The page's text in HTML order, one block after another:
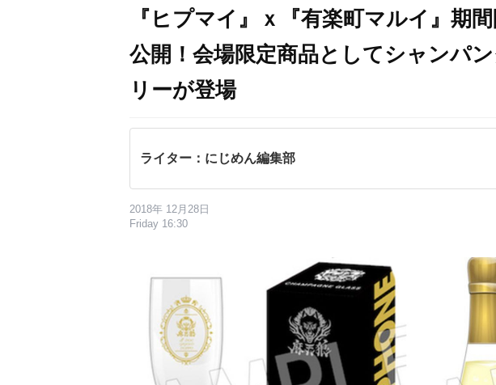
『ヒプマイ』ｘ『有楽町マルイ』期
公開！会場限定商品としてシャンパ
リーが登場
ライター：にじめん編集部
2018年 12月28日
Friday 16:30